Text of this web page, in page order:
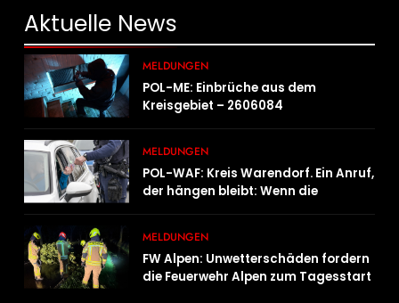
Aktuelle News
MELDUNGEN
POL-ME: Einbrüche aus dem
Kreisgebiet – 2606084
MELDUNGEN
POL-WAF: Kreis Warendorf. Ein Anruf,
der hängen bleibt: Wenn die
MELDUNGEN
FW Alpen: Unwetterschäden fordern
die Feuerwehr Alpen zum Tagesstart